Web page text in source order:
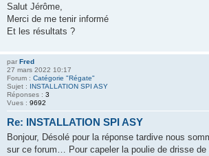
Salut Jérôme,
Merci de me tenir informé
Et les résultats ?
par Fred
27 mars 2022 10:17
Forum : Catégorie "Régate"
Sujet : INSTALLATION SPI ASY
Réponses : 3
Vues : 9692
Re: INSTALLATION SPI ASY
Bonjour, Désolé pour la réponse tardive nous
sur ce forum… Pour capeler la poulie de drisse